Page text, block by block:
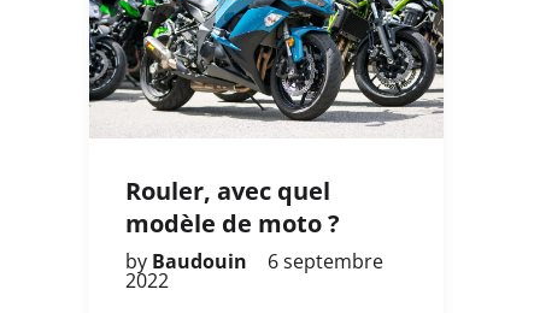
Rouler, avec quel
modèle de moto ?
by Baudouin 6 septembre
2022